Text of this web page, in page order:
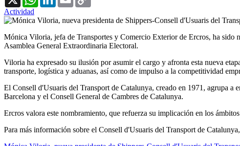
Actividad
Mónica Viloria, jefa de Transportes y Comercio Exterior de Ercros, ha sido
Asamblea General Extraordinaria Electoral.
Viloria ha expresado su ilusión por asumir el cargo y afronta esta nueva
transporte, logística y aduanas, así como de impulso a la competitividad
El Consell d'Usuaris del Transport de Catalunya, creado en 1971, agrupa a
Barcelona y el Consell General de Cambres de Catalunya.
Ercros valora este nombramiento, que refuerza su implicación en los
Para más información sobre el Consell d'Usuaris del Transport de